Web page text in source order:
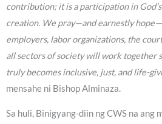
contribution; it is a participation in
creation. We pray—and earnestly
employers, labor organizations, the
all sectors of society will work together
truly becomes inclusive, just, and life-
mensahe ni Bishop Alminaza.
Sa huli, Binigyang-diin ng CWS na ang